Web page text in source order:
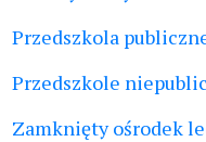
Przedszkola
Przedszkole
Zamknięty ośrodek